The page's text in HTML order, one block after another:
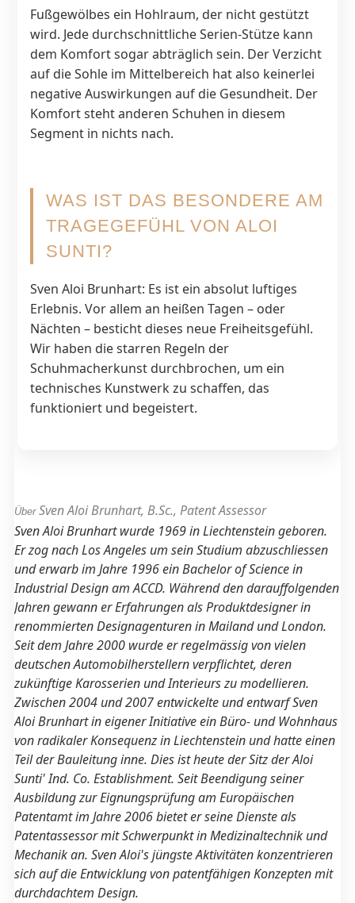
Fußgewölbes ein Hohlraum, der nicht gestützt
wird. Jede durchschnittliche Serien-Stütze kann
dem Komfort sogar abträglich sein. Der Verzicht
auf die Sohle im Mittelbereich hat also keinerlei
negative Auswirkungen auf die Gesundheit. Der
Komfort steht anderen Schuhen in diesem
Segment in nichts nach.
WAS IST DAS BESONDERE AM
TRAGEGEFÜHL VON ALOI
SUNTI?
Sven Aloi Brunhart: Es ist ein absolut luftiges
Erlebnis. Vor allem an heißen Tagen – oder
Nächten – besticht dieses neue Freiheitsgefühl.
Wir haben die starren Regeln der
Schuhmacherkunst durchbrochen, um ein
technisches Kunstwerk zu schaffen, das
funktioniert und begeistert.
Über Sven Aloi Brunhart, B.Sc., Patent Assessor
Sven Aloi Brunhart wurde 1969 in Liechtenstein geboren.
Er zog nach Los Angeles um sein Studium abzuschliessen
und erwarb im Jahre 1996 ein Bachelor of Science in
Industrial Design am ACCD. Während den darauffolgenden
Jahren gewann er Erfahrungen als Produktdesigner in
renommierten Designagenturen in Mailand und London.
Seit dem Jahre 2000 wurde er regelmässig von vielen
deutschen Automobilherstellern verpflichtet, deren
zukünftige Karosserien und Interieurs zu modellieren.
Zwischen 2004 und 2007 entwickelte und entwarf Sven
Aloi Brunhart in eigener Initiative ein Büro- und Wohnhaus
von radikaler Konsequenz in Liechtenstein und hatte einen
Teil der Bauleitung inne. Dies ist heute der Sitz der Aloi
Sunti' Ind. Co. Establishment. Seit Beendigung seiner
Ausbildung zur Eignungsprüfung am Europäischen
Patentamt im Jahre 2006 bietet er seine Dienste als
Patentassessor mit Schwerpunkt in Medizinaltechnik und
Mechanik an. Sven Aloi's jüngste Aktivitäten konzentrieren
sich auf die Entwicklung von patentfähigen Konzepten mit
durchdachtem Design.